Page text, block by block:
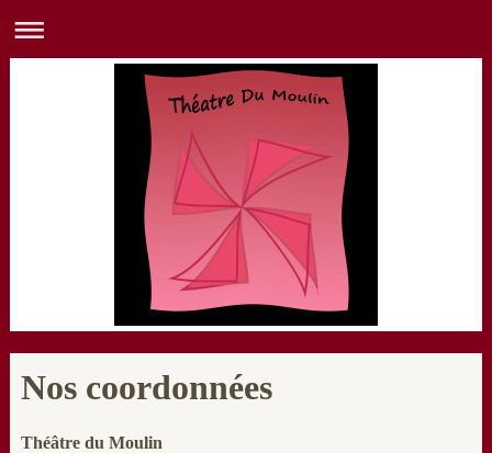
Nos coordonnées
Théâtre du Moulin